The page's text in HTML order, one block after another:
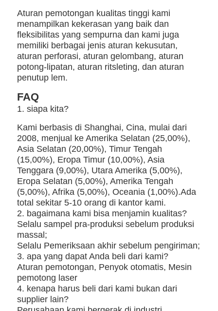
Aturan pemotongan kualitas tinggi kami
menampilkan kekerasan yang baik dan
fleksibilitas yang sempurna dan kami juga
memiliki berbagai jenis aturan kekusutan,
aturan perforasi, aturan gelombang, aturan
potong-lipatan, aturan ritsleting, dan aturan
penutup lem.
FAQ
1. siapa kita?
Kami berbasis di Shanghai, Cina, mulai dari
2008, menjual ke Amerika Selatan (25,00%),
Asia Selatan (20,00%), Timur Tengah
(15,00%), Eropa Timur (10,00%), Asia
Tenggara (9,00%), Utara Amerika (5,00%),
Eropa Selatan (5,00%), Amerika Tengah
(5,00%), Afrika (5,00%), Oceania (1,00%).Ada
total sekitar 5-10 orang di kantor kami.
2. bagaimana kami bisa menjamin kualitas?
Selalu sampel pra-produksi sebelum produksi
massal;
Selalu Pemeriksaan akhir sebelum pengiriman;
3. apa yang dapat Anda beli dari kami?
Aturan pemotongan, Penyok otomatis, Mesin
pemotong laser
4. kenapa harus beli dari kami bukan dari
supplier lain?